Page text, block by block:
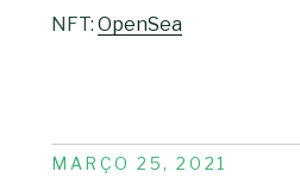
NFT: OpenSea
PUBLICADO
MARÇO 25, 2021